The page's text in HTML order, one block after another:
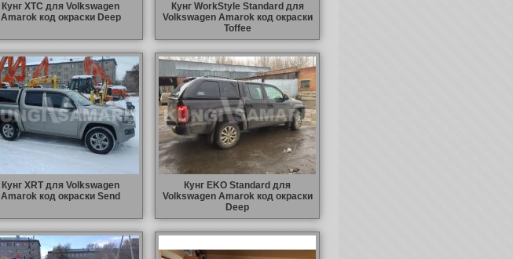
Кунг XTC для Volkswagen
Amarok код окраски Deep
Кунг WorkStyle Standard для
Volkswagen Amarok код окраски
Toffeе
Кунг XRT для Volkswagen
Amarok код окраски Send
Кунг EKO Standard для
Volkswagen Amarok код окраски
Deep